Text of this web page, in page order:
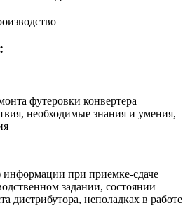
футеровки конвертера
необходимые знания и умения,
информации при приемке-сдаче
задании, состоянии
дистрибутора, неполадках в работе